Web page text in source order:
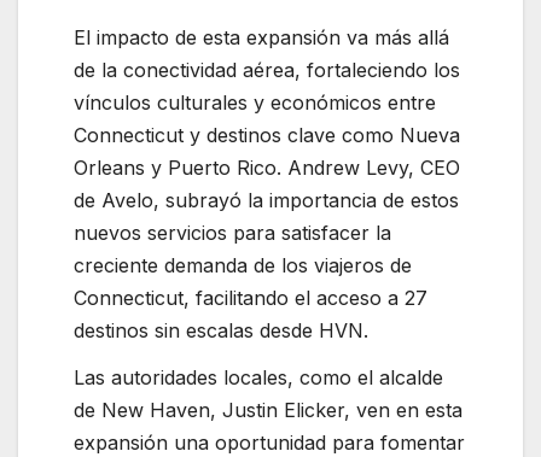
El impacto de esta expansión va más allá
de la conectividad aérea, fortaleciendo los
vínculos culturales y económicos entre
Connecticut y destinos clave como Nueva
Orleans y Puerto Rico. Andrew Levy, CEO
de Avelo, subrayó la importancia de estos
nuevos servicios para satisfacer la
creciente demanda de los viajeros de
Connecticut, facilitando el acceso a 27
destinos sin escalas desde HVN.
Las autoridades locales, como el alcalde
de New Haven, Justin Elicker, ven en esta
expansión una oportunidad para fomentar